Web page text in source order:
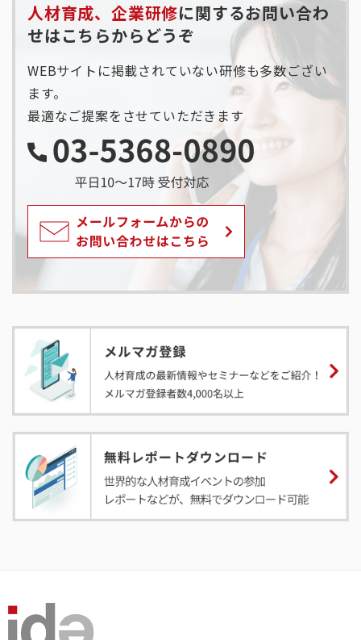
人材育成、企業研修に関するお問い合わ
せはこちらからどうぞ
WEBサイトに掲載されていない研修も多数ござい
ます。
最適なご提案をさせていただきます